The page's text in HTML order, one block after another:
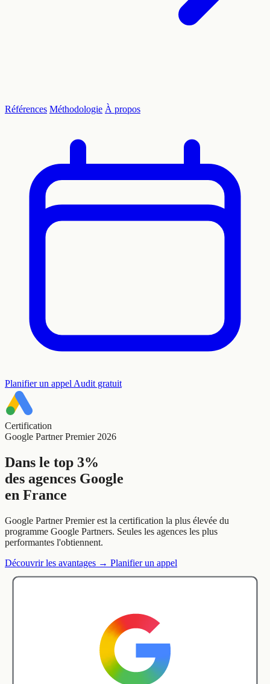
Références Méthodologie À propos
Planifier un appel Audit gratuit
Certification
Google Partner Premier 2026
Dans le top 3%
des agences Google
en France
Google Partner Premier est la certification la plus élevée du
programme Google Partners. Seules les agences les plus
performantes l'obtiennent.
Découvrir les avantages → Planifier un appel